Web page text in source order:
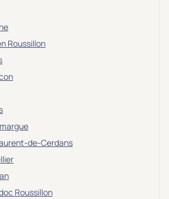
Roussillon
de-Cerdans
Roussillon